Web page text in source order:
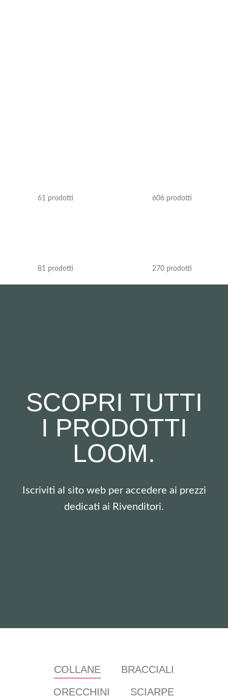
61 prodotti 606 prodotti
81 prodotti 270 prodotti
SCOPRI TUTTI
I PRODOTTI
LOOM.
Iscriviti al sito web per accedere ai prezzi
dedicati ai Rivenditori.
COLLANE
BRACCIALI
ORECCHINI
SCIARPE